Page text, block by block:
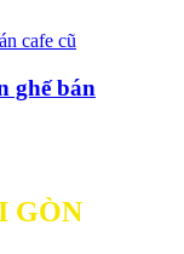
ghế bán
GÒN